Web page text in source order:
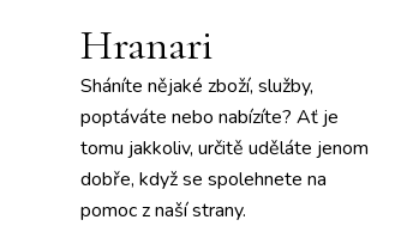
Hranari
Sháníte nějaké zboží, služby,
poptáváte nebo nabízíte? Ať je
tomu jakkoliv, určitě uděláte jenom
dobře, když se spolehnete na
pomoc z naší strany.